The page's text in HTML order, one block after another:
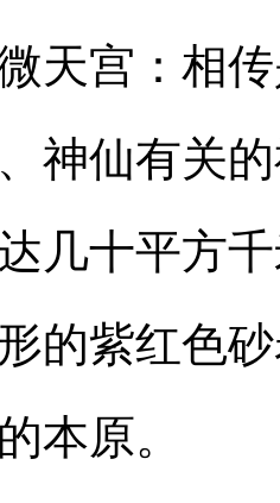
宫：相传
神仙有关
几十平方
的紫红色
本原。